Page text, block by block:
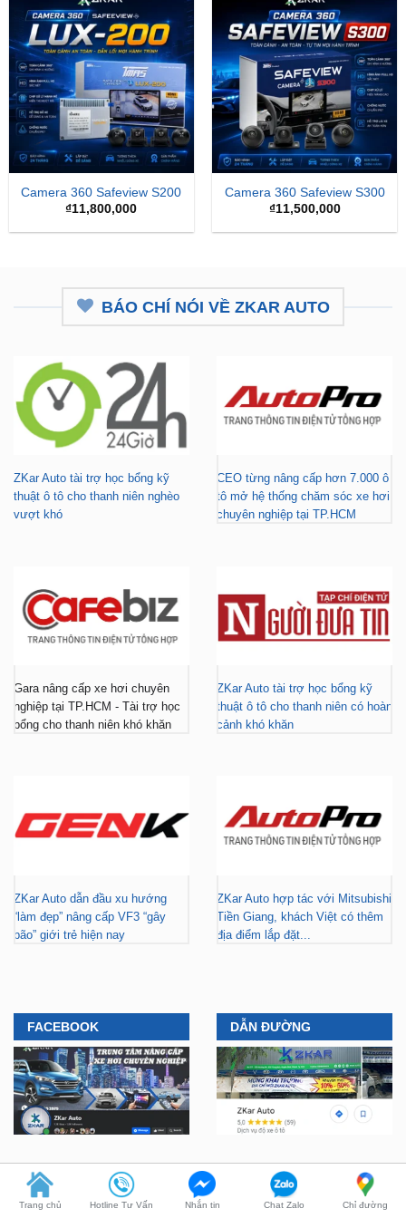
Camera 360 Safeview S200
₫11,800,000
Camera 360 Safeview S300
₫11,500,000
ZKar Auto tài trợ học bổng kỹ
thuật ô tô cho thanh niên nghèo
CEO từng nâng cấp hơn 7.000 ô
Gara nâng cấp xe hơi chuyên
ZKar Auto tài trợ học bổng kỹ
ZKar Auto hợp tác với Mitsubishi
YOUTUBE TIKTOK
Trang chủ Hotline Tư Vấn Nhắn tin Chat Zalo Chỉ đường